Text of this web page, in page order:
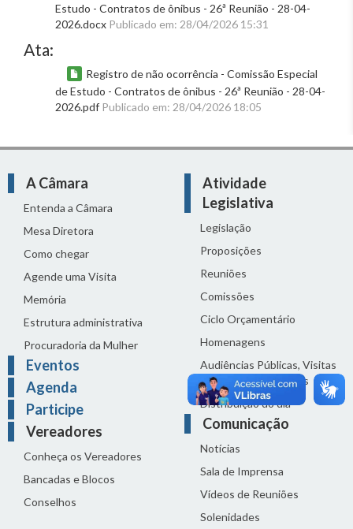
Estudo - Contratos de ônibus - 26ª Reunião - 28-04-
2026.docx Publicado em: 28/04/2026 15:31
Ata:
Registro de não ocorrência - Comissão Especial
de Estudo - Contratos de ônibus - 26ª Reunião - 28-04-
2026.pdf Publicado em: 28/04/2026 18:05
A Câmara
Entenda a Câmara
Mesa Diretora
Como chegar
Agende uma Visita
Memória
Estrutura administrativa
Procuradoria da Mulher
Eventos
Agenda
Participe
Vereadores
Conheça os Vereadores
Bancadas e Blocos
Conselhos
Atividade
Legislativa
Legislação
Proposições
Reuniões
Comissões
Ciclo Orçamentário
Homenagens
Audiências Públicas, Visitas
Técnicas e Seminários
Distribuição do dia
Comunicação
Notícias
Sala de Imprensa
Vídeos de Reuniões
Solenidades